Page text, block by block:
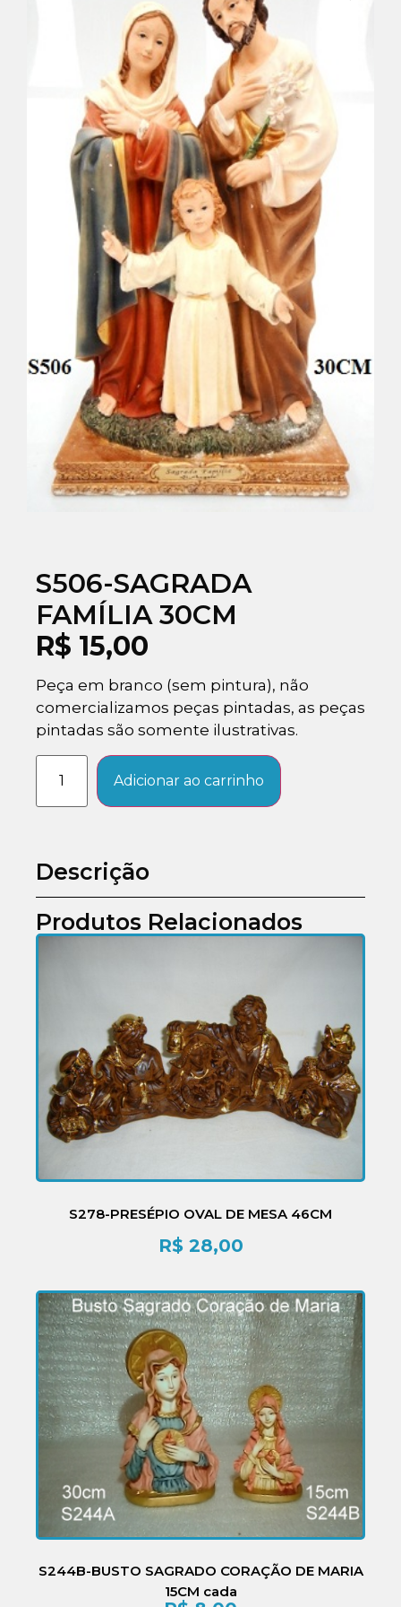
S506-SAGRADA
FAMÍLIA 30CM
R$ 15,00
Peça em branco (sem pintura), não
comercializamos peças pintadas, as peças
pintadas são somente ilustrativas.
Adicionar ao carrinho
Descrição
Produtos Relacionados
S278-PRESÉPIO OVAL DE MESA 46CM
R$28,00
S244B-BUSTO SAGRADO CORAÇÃO DE MARIA
15CM cada